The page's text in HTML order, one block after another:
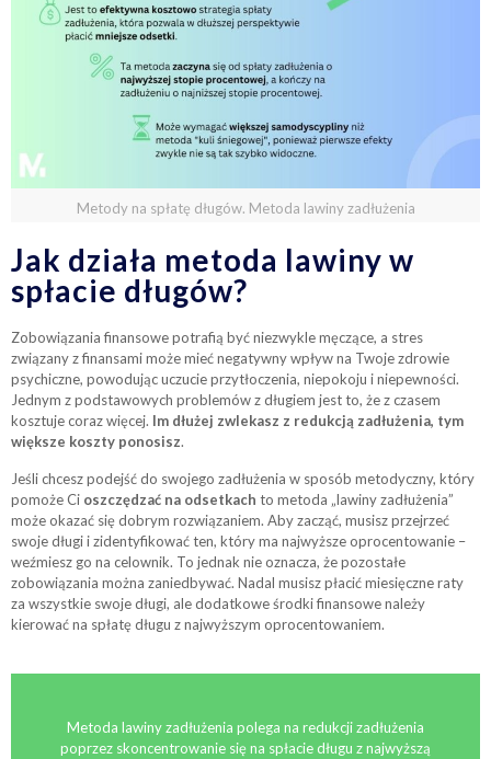
Metody na spłatę długów. Metoda lawiny zadłużenia
Jak działa metoda lawiny w
spłacie długów?
Zobowiązania finansowe potrafią być niezwykle męczące, a stres
związany z finansami może mieć negatywny wpływ na Twoje zdrowie
psychiczne, powodując uczucie przytłoczenia, niepokoju i niepewności.
Jednym z podstawowych problemów z długiem jest to, że z czasem
kosztuje coraz więcej. Im dłużej zwlekasz z redukcją zadłużenia, tym
większe koszty ponosisz.
Jeśli chcesz podejść do swojego zadłużenia w sposób metodyczny, który
pomoże Ci oszczędzać na odsetkach to metoda „lawiny zadłużenia”
może okazać się dobrym rozwiązaniem. Aby zacząć, musisz przejrzeć
swoje długi i zidentyfikować ten, który ma najwyższe oprocentowanie –
weźmiesz go na celownik. To jednak nie oznacza, że pozostałe
zobowiązania można zaniedbywać. Nadal musisz płacić miesięczne raty
za wszystkie swoje długi, ale dodatkowe środki finansowe należy
kierować na spłatę długu z najwyższym oprocentowaniem.
Metoda lawiny zadłużenia polega na redukcji zadłużenia
poprzez skoncentrowanie się na spłacie długu z najwyższą